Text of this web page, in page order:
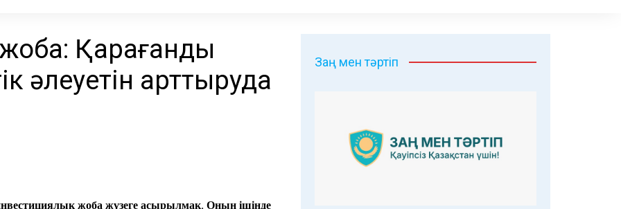
Қарағанды
әлеуетін арттыруда
жоба жүзеге асырылмақ. Оның ішінде
Заң мен тәртіп